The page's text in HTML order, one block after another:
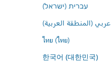
עברית (ישראל)
عربي (المنطقة العربية)
ไทย (ไทย)
한국어 (대한민국)